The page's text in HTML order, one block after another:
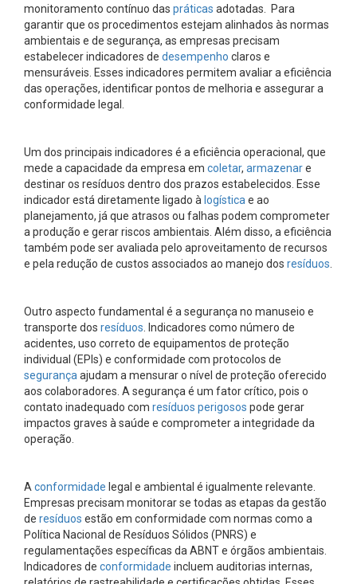
monitoramento contínuo das práticas adotadas. Para
garantir que os procedimentos estejam alinhados às normas
ambientais e de segurança, as empresas precisam
estabelecer indicadores de desempenho claros e
mensuráveis. Esses indicadores permitem avaliar a eficiência
das operações, identificar pontos de melhoria e assegurar a
conformidade legal.
Um dos principais indicadores é a eficiência operacional, que
mede a capacidade da empresa em coletar, armazenare
destinar os resíduos dentro dos prazos estabelecidos. Esse
indicador está diretamente ligado à logística e ao
planejamento, já que atrasos ou falhas podem comprometer
a produção e gerar riscos ambientais. Além disso, a eficiência
também pode ser avaliada pelo aproveitamento de recursos
e pela redução de custos associados ao manejo dos resíduos
Outro aspecto fundamental é a segurança no manuseio e
transporte dos resíduos . Indicadores como número de
acidentes, uso correto de equipamentos de proteção
individual (EPIs) e conformidade com protocolos de
segurança ajudam a mensurar o nível de proteção oferecido
aos colaboradores. A segurança é um fator crítico, pois o
contato inadequado com resíduos perigosos pode gerar
impactos graves à saúde e comprometer a integridade da
operação.
A conformidade legal e ambiental é igualmente relevante.
Empresas precisam monitorar se todas as etapas da gestão
de resíduos estão em conformidade com normas como a
Política Nacional de Resíduos Sólidos (PNRS) e
regulamentações específicas da ABNT e órgãos ambientais.
Indicadores de conformidade incluem auditorias internas,